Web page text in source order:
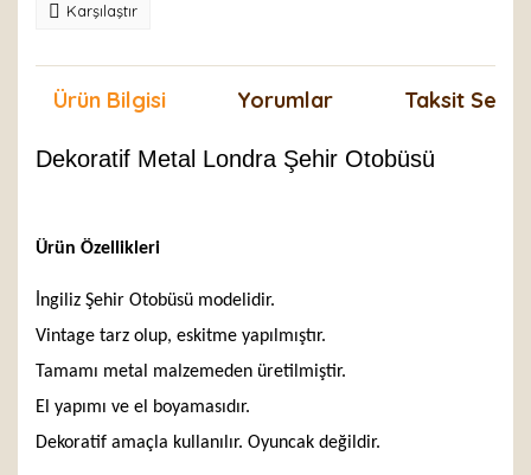
Karşılaştır
Ürün Bilgisi Yorumlar Taksit
Dekoratif Metal Londra Şehir Otobüsü
Ürün Özellikleri
İngiliz Şehir Otobüsü modelidir.
Vintage tarz olup, eskitme yapılmıştır.
Tamamı metal malzemeden üretilmiştir.
El yapımı ve el boyamasıdır.
Dekoratif amaçla kullanılır. Oyuncak değildir.